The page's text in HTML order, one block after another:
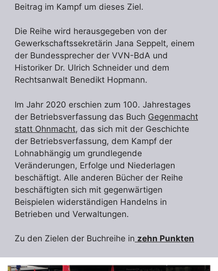
Beitrag im Kampf um dieses Ziel.
Die Reihe wird herausgegeben von der
Gewerkschaftssekretärin Jana Seppelt, einem
der Bundessprecher der VVN-BdA und
Historiker Dr. Ulrich Schneider und dem
Rechtsanwalt Benedikt Hopmann.
Im Jahr 2020 erschien zum 100. Jahrestages
der Betriebsverfassung das Buch Gegenmacht
statt Ohnmacht, das sich mit der Geschichte
der Betriebsverfassung, dem Kampf der
Lohnabhängig um grundlegende
Veränderungen, Erfolge und Niederlagen
beschäftigt. Alle anderen Bücher der Reihe
beschäftigten sich mit gegenwärtigen
Beispielen widerständigen Handelns in
Betrieben und Verwaltungen.
Zu den Zielen der Buchreihe in zehn Punkten